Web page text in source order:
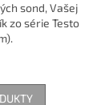
sond, Vašej
zo série Testo